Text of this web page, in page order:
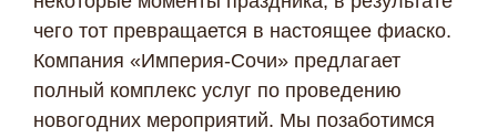
чего тот превращается в настоящее фиаско.
Компания «Империя-Сочи» предлагает
полный комплекс услуг по проведению
новогодних мероприятий. Мы позаботимся